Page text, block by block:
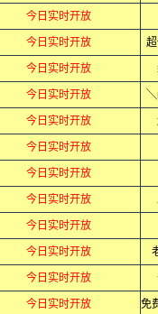
今日实时开放
今日实时开放
今日实时开放
今日实时开放 ╲
今日实时开放
今日实时开放
今日实时开放
今日实时开放
今日实时开放
今日实时开放
今日实时开放
今日实时开放